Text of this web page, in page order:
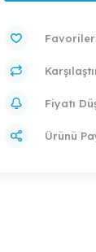
Fiyatı
Ürünü